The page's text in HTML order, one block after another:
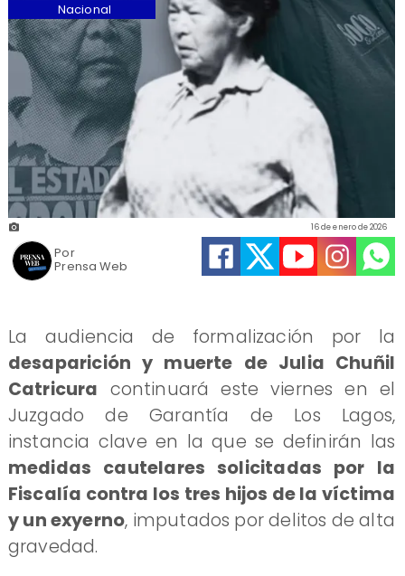
Prensa Web
16 de enero de 2026
Nacional
Por
La audiencia de formalización por la
desaparición y muerte de Julia Chuñil
Catricura continuará este viernes en el
Juzgado de Garantía de Los Lagos,
instancia clave en la que se definirán las
medidas cautelares solicitadas por la
Fiscalía contra los tres hijos de la víctima
y un exyerno, imputados por delitos de alta
gravedad.